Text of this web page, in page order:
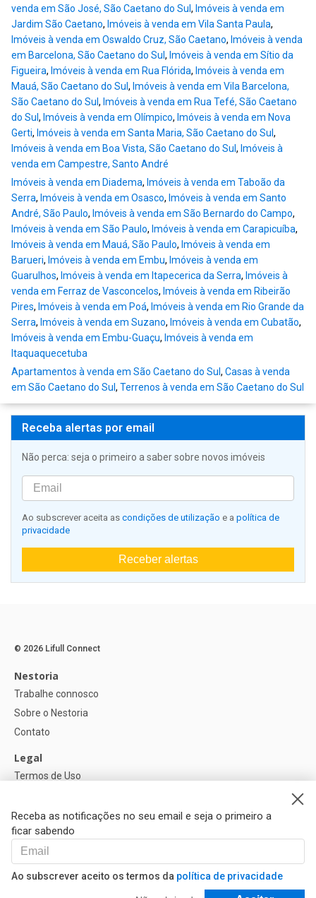
venda em São José, São Caetano do Sul , Imóveis à venda em
Jardim São Caetano, Imóveis à venda em Vila Santa Paula,
Imóveis à venda em Oswaldo Cruz, São Caetano, Imóveis à venda
em Barcelona, São Caetano do Sul , Imóveis à venda em Sítio da
Figueira, Imóveis à venda em Rua Flórida, Imóveis à venda em
Mauá, São Caetano do Sul , Imóveis à venda em Vila Barcelona,
São Caetano do Sul , Imóveis à venda em Rua Tefé, São Caetano
do Sul , Imóveis à venda em Olímpico, Imóveis à venda em Nova
Gerti, Imóveis à venda em Santa Maria, São Caetano do Sul ,
Imóveis à venda em Boa Vista, São Caetano do Sul , Imóveis à
venda em Campestre, Santo André
Imóveis à venda em Diadema, Imóveis à venda em Taboão da
Serra, Imóveis à venda em Osasco, Imóveis à venda em Santo
André, São Paulo, Imóveis à venda em São Bernardo do Campo,
Imóveis à venda em São Paulo, Imóveis à venda em Carapicuíba,
Imóveis à venda em Mauá, São Paulo, Imóveis à venda em
Barueri, Imóveis à venda em Embu, Imóveis à venda em
Guarulhos, Imóveis à venda em Itapecerica da Serra, Imóveis à
venda em Ferraz de Vasconcelos, Imóveis à venda em Ribeirão
Pires, Imóveis à venda em Poá, Imóveis à venda em Rio Grande da
Serra, Imóveis à venda em Suzano, Imóveis à venda em Cubatão,
Imóveis à venda em Embu-Guaçu, Imóveis à venda em
Itaquaquecetuba
Apartamentos à venda em São Caetano do Sul , Casas à venda
em São Caetano do Sul , Terrenos à venda em São Caetano do Sul
Receba alertas por email
Não perca: seja o primeiro a saber sobre novos imóveis
Ao subscrever aceita as condições de utilização e a política de
privacidade
Receber alertas
Receba as notificações no seu email e seja o primeiro a
ficar sabendo
Ao subscrever aceito os termos da política de privacidade
© 2026 Lifull Connect
Nestoria
Trabalhe connosco
Sobre o Nestoria
Contato
Legal
Termos de Uso
Política de Cookies
Ajuda
FAQ
Nossos Parceiros